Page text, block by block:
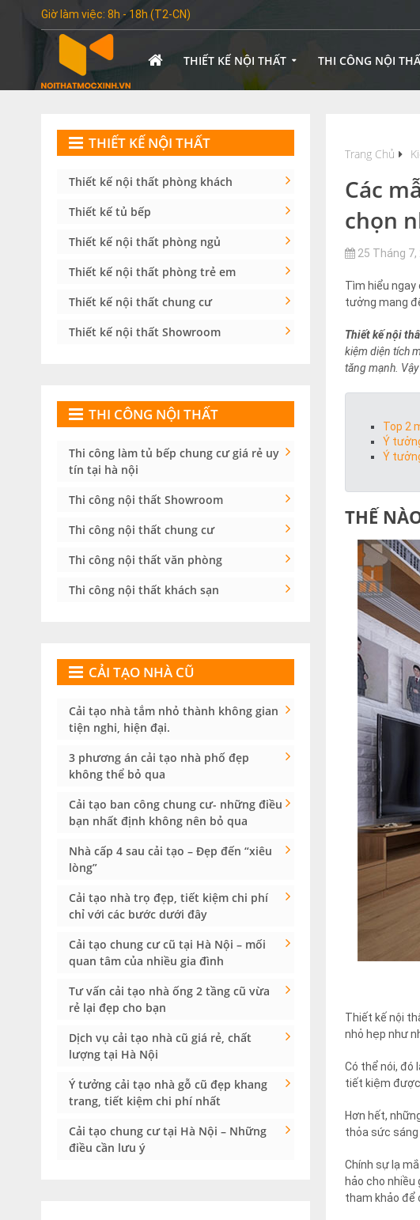
Giờ làm việc: 8h - 18h (T2-CN)
THIẾT KẾ NỘI THẤT THI CÔNG NỘI
Trang Chủ
Các
chọn
25 Tháng 7,
Tìm hiểu
tưởng mang
Thiết kế nội
kiệm diện tích
tăng mạnh.
Top 2
Ý
Ý
THẾ
Thiết kế nội
nhỏ hẹp như
Có thể nói, đó
tiết kiệm
Hơn hết,
thỏa sức sáng
Chính sự lạ
hảo cho
tham khảo để
THIẾT KẾ NỘI THẤT
Thiết kế nội thất phòng khách
Thiết kế tủ bếp
Thiết kế nội thất phòng ngủ
Thiết kế nội thất phòng trẻ em
Thiết kế nội thất chung cư
Thiết kế nội thất Showroom
THI CÔNG NỘI THẤT
Thi công làm tủ bếp chung cư giá rẻ uy
tín tại hà nội
Thi công nội thất Showroom
Thi công nội thất chung cư
Thi công nội thất văn phòng
Thi công nội thất khách sạn
CẢI TẠO NHÀ CŨ
Cải tạo nhà tắm nhỏ thành không gian
tiện nghi, hiện đại.
3 phương án cải tạo nhà phố đẹp
không thể bỏ qua
Cải tạo ban công chung cư- những điều
bạn nhất định không nên bỏ qua
Nhà cấp 4 sau cải tạo – Đẹp đến “xiêu
lòng”
Cải tạo nhà trọ đẹp, tiết kiệm chi phí
chỉ với các bước dưới đây
Cải tạo chung cư cũ tại Hà Nội – mối
quan tâm của nhiều gia đình
Tư vấn cải tạo nhà ống 2 tầng cũ vừa
rẻ lại đẹp cho bạn
Dịch vụ cải tạo nhà cũ giá rẻ, chất
lượng tại Hà Nội
Ý tưởng cải tạo nhà gỗ cũ đẹp khang
trang, tiết kiệm chi phí nhất
Cải tạo chung cư tại Hà Nội – Những
điều cần lưu ý